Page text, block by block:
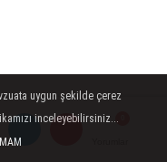
uygun şekilde çerez
inceleyebilirsiniz...